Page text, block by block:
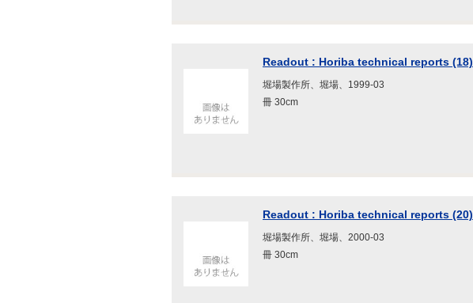
Readout : Horiba technical reports (18)
堀場製作所、堀場、1999-03
冊 30cm
Readout : Horiba technical reports (20)
堀場製作所、堀場、2000-03
冊 30cm